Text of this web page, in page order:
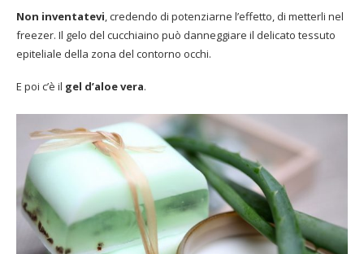
Non inventatevi , credendo di potenziarne l’effetto, di metterli nel
freezer. Il gelo del cucchiaino può danneggiare il delicato tessuto
epiteliale della zona del contorno occhi.
E poi c’è il gel d’aloe vera.